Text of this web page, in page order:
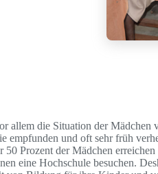
allem die Situation der Mädchen
empfunden und oft sehr früh
50 Prozent der Mädchen
eine Hochschule besuchen.